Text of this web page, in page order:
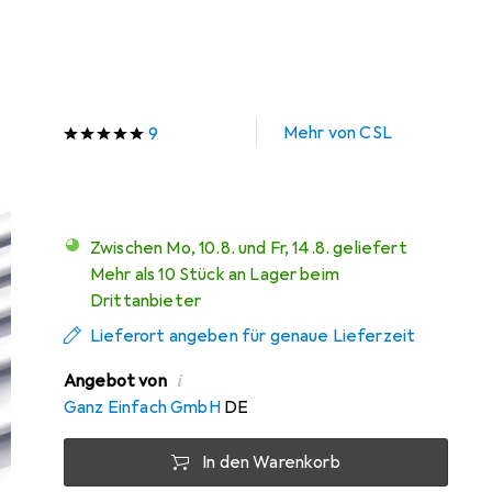
9 Mehr von CSL
Zwischen Mo, 10.8. und Fr, 14.8. geliefert
Mehr als 10 Stück an Lager beim
Drittanbieter
Lieferort angeben für genaue Lieferzeit
Angebot von i
Ganz Einfach GmbH DE
In den Warenkorb